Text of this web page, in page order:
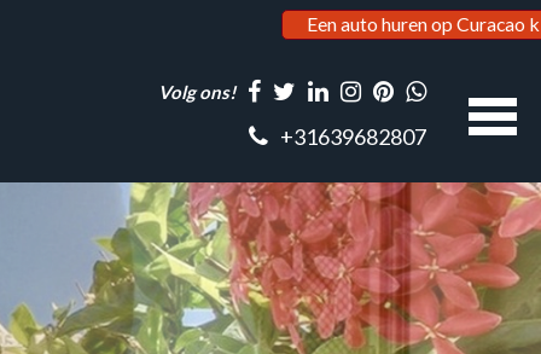
Een auto huren op Curacao
Volg ons!
+31639682807